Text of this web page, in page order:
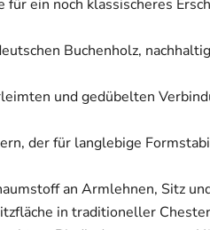
ein noch klassischeres
Buchenholz,
und gedübelten
der für langlebige
an Armlehnen, Sitz
in traditioneller